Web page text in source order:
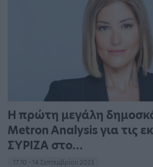
Η πρώτη μεγάλη
Metron Analysis για τις
ΣΥΡΙΖΑ στο…
17:10 - 14 Σεπτεμβρίου 2023